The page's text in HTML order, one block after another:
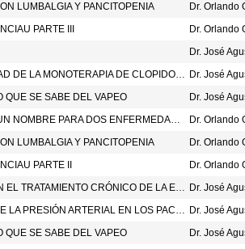
LUMBALGIA Y PANCITOPENIA
PARTE III
Dr. José
EFICACIA Y SEGURIDAD DE LA MONOTERAPIA DE CLOPIDOGREL VERSUS ASPIRINA EN LOS PACIENTES DE ALTO RIESGO DE SUFRIR EVENTOS CARDIOVASCULARES SUBSECUENTES DESPUÉS DE UNA INTERVENCIÓN CORONARIA PERCUTÁNEA (SMART-CHOICE3): UN ESTUDIO MULTICÉNTRICO, ALEATORIZADO, ABIERTO. LANCET 2025;405:1252-63. Dr. José
QUE SE SABE DEL VAPEO
Dr. José
CRIOGLOBULINEMIA UN NOMBRE PARA DOS ENFERMEDADES
LUMBALGIA Y PANCITOPENIA
PARTE II
LA TERAPIA TRIPLE EN EL TRATAMIENTO CRÓNICO DE LA ENFERMEDAD PULMONAR OBSTRUCTIVA CRÓNICA Dr. José
CONTROL INTENSO DE LA PRESIÓN ARTERIAL EN LOS PACIENTES CON DIABETES MELLITUS TIPO 2. N ENG J MED 2025;392:1155-67 Dr. José
QUE SE SABE DEL VAPEO
Dr. José